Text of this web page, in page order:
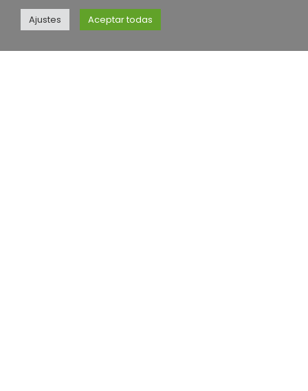
Ajustes Aceptar todas